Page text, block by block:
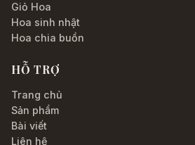
Giỏ Hoa
Hoa sinh nhật
Hoa chia buồn
HỖ TRỢ
Trang chủ
Sản phẩm
Bài viết
Liên hệ